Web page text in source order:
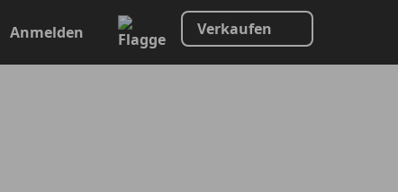
Anmelden Verkaufen